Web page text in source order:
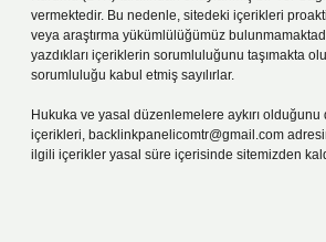
vermektedir. Bu nedenle, sitedeki içerikleri
veya araştırma yükümlülüğümüz
yazdıkları içeriklerin sorumluluğunu taşımakta
sorumluluğu kabul etmiş sayılırlar.
Hukuka ve yasal düzenlemelere aykırı
içerikleri, backlinkpanelicomtr@gmail.com
ilgili içerikler yasal süre içerisinde sitemizden